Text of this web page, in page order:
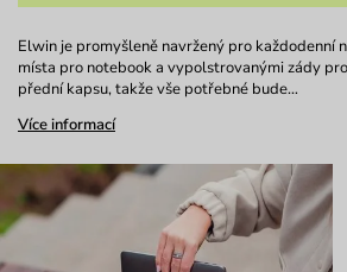
Elwin je promyšleně navržený pro každodenní
místa pro notebook a vypolstrovanými zády
přední kapsu, takže vše potřebné bude…
Více informací